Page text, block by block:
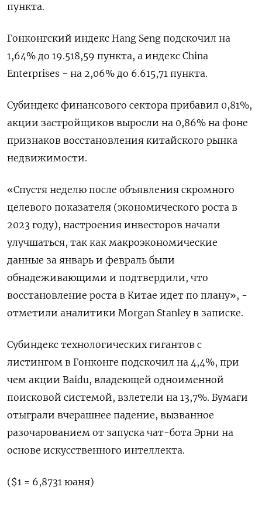
пункта.
Гонконгский индекс Hang Seng подскочил на
1,64% до 19.518,59​ пункта, а индекс China
Enterprises - на 2,06% до 6.615,71 пункта.
Субиндекс финансового сектора прибавил 0,81%,
акции застройщиков выросли на 0,86%​ на фоне
признаков восстановления китайского рынка
недвижимости.
«Спустя неделю после объявления скромного
целевого показателя (экономического роста в
2023 году), настроения инвесторов начали
улучшаться, так как макроэкономические
данные за январь и февраль были
обнадеживающими и подтвердили, что
восстановление роста в Китае идет по плану», -
отметили аналитики Morgan Stanley в записке.
Субиндекс технологических гигантов с
листингом в Гонконге подскочил на 4,4%, при
чем акции Baidu, владеющей одноименной
поисковой системой, взлетели на 13,7%. Бумаги
отыграли вчерашнее падение, вызванное
разочарованием от запуска чат-бота Эрни на
основе искусственного интеллекта.
($1 = 6,8731 юаня)